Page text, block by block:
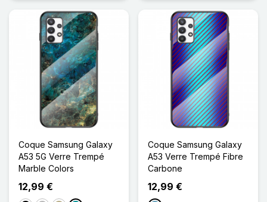
Coque Samsung Galaxy
A53 5G Verre Trempé
Marble Colors
12,99 €
Coque Samsung Galaxy
A53 Verre Trempé Fibre
Carbone
12,99 €